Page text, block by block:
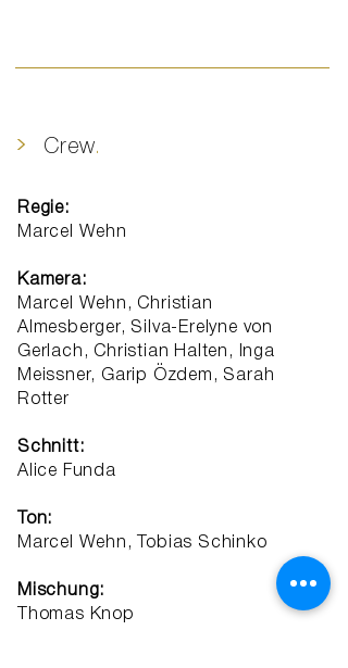
> Crew.
Regie:
​Marcel Wehn
Kamera:
Marcel Wehn, Christian
Almesberger, Silva-Erelyne von
Gerlach, Christian Halten, Inga
Meissner, Garip Özdem, Sarah
Rotter
Schnitt:
Alice Funda
​Ton:
Marcel Wehn, Tobias Schinko
Mischung:
Thomas Knop